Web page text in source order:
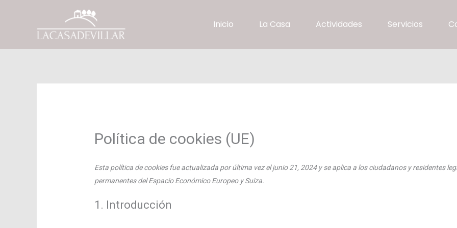
contenido
Inicio La Casa Actividades Servicios
Política de cookies (UE)
Esta política de cookies fue actualizada por última vez el junio 21, 2024 y se aplica a los ciudadanos y residentes
permanentes del Espacio Económico Europeo y Suiza.
1. Introducción